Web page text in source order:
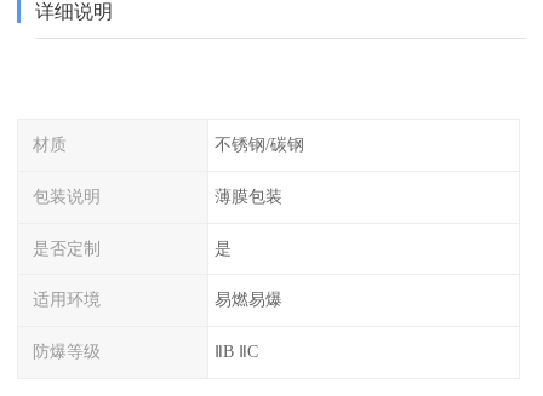
详细说明
材质 不锈钢/碳钢
包装说明 薄膜包装
是否定制 是
适用环境 易燃易爆
防爆等级 ⅡB ⅡC